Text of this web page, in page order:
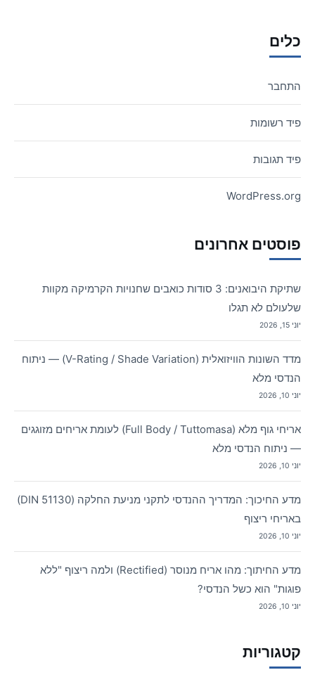
כלים
התחבר
פיד רשומות
פיד תגובות
WordPress.org
פוסטים אחרונים
שתיקת היבואנים: 3 סודות כואבים שחנויות הקרמיקה מקוות
שלעולם לא תגלו
יוני 15, 2026
מדד השונות הוויזואלית (V-Rating / Shade Variation) — ניתוח
הנדסי מלא
יוני 10, 2026
אריחי גוף מלא (Full Body / Tuttomasa) לעומת אריחים מזוגגים
— ניתוח הנדסי מלא
יוני 10, 2026
מדע החיכוך: המדריך ההנדסי לתקני מניעת החלקה (DIN 51130)
באריחי ריצוף
יוני 10, 2026
מדע החיתוך: מהו אריח מנוסר (Rectified) ולמה ריצוף "ללא
פוגות" הוא כשל הנדסי?
יוני 10, 2026
קטגוריות